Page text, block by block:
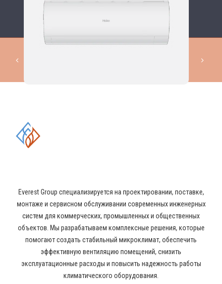
Everest Group специализируется на проектировании, поставке,
монтаже и сервисном обслуживании современных инженерных
систем для коммерческих, промышленных и общественных
объектов. Мы разрабатываем комплексные решения, которые
помогают создать стабильный микроклимат, обеспечить
эффективную вентиляцию помещений, снизить
эксплуатационные расходы и повысить надежность работы
климатического оборудования.